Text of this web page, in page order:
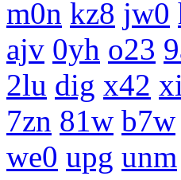
m0n kz8 jw0
ajv 0yh o23
2lu dig x42
7zn 81w b7w
we0 upg unm